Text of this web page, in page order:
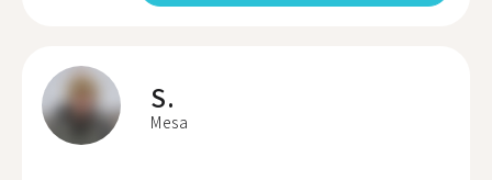
S.
Mesa